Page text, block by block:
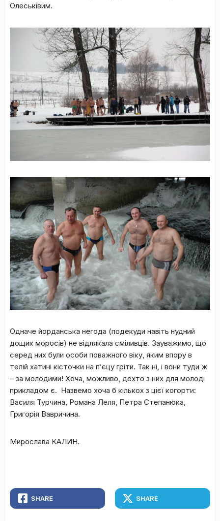
Олеськівим.
Одначе йорданська негода (подекуди навіть нудний
дощик моросів) не відлякала сміливців. Зауважимо, що
серед них були особи поважного віку, яким впору в
телій хатині кісточки на п’єцу гріти. Так ні, і вони туди ж
– за молодими! Хоча, можливо, дехто з них для молоді
прикладом є. Назвемо хоча б кількох з цієї когорти:
Василя Турчина, Романа Леля, Петра Степанюка,
Григорія Вавричина.
Мирослава КАЛИН.
SHARE SHARE